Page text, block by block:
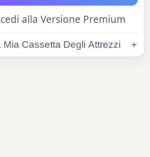
alla Versione Premium
Mia Cassetta Degli Attrezzi